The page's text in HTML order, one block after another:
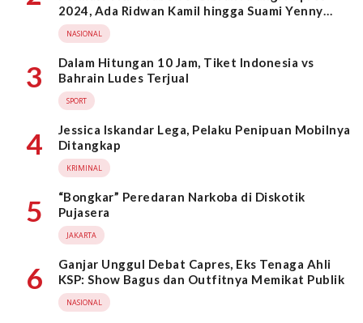
2024, Ada Ridwan Kamil hingga Suami Yenny
Wahid
NASIONAL
3
Dalam Hitungan 10 Jam, Tiket Indonesia vs
Bahrain Ludes Terjual
SPORT
4
Jessica Iskandar Lega, Pelaku Penipuan Mobilnya
Ditangkap
KRIMINAL
5
“Bongkar” Peredaran Narkoba di Diskotik
Pujasera
JAKARTA
6
Ganjar Unggul Debat Capres, Eks Tenaga Ahli
KSP: Show Bagus dan Outfitnya Memikat Publik
NASIONAL